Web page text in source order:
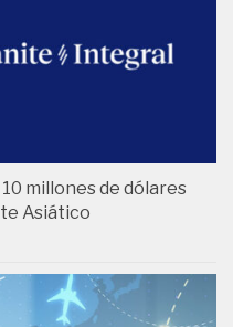
millones de dólares
Asiático